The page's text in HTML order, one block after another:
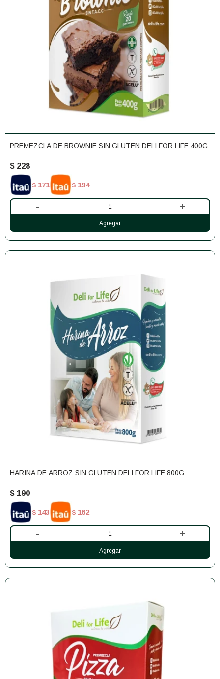
PREMEZCLA DE BROWNIE SIN GLUTEN DELI FOR LIFE 400G
$ 228
$ 171 $ 194
- +
HARINA DE ARROZ SIN GLUTEN DELI FOR LIFE 800G
$ 190
$ 143 $ 162
- +